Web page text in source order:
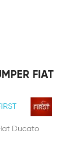
FIAT
Ducato